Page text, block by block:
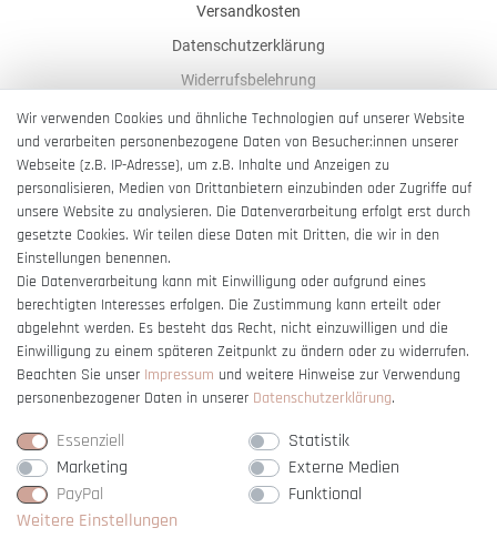
Versandkosten
Datenschutzerklärung
Widerrufsbelehrung
AGB
Impressum
Barrierefreiheitserklärung
Vertrag widerrufen
Wir verwenden Cookies und ähnliche Technologien auf unserer Website
und verarbeiten personenbezogene Daten von Besucher:innen unserer
Webseite (z.B. IP-Adresse), um z.B. Inhalte und Anzeigen zu
personalisieren, Medien von Drittanbietern einzubinden oder Zugriffe auf
unsere Website zu analysieren. Die Datenverarbeitung erfolgt erst durch
gesetzte Cookies. Wir teilen diese Daten mit Dritten, die wir in den
Einstellungen benennen.
Die Datenverarbeitung kann mit Einwilligung oder aufgrund eines
berechtigten Interesses erfolgen. Die Zustimmung kann erteilt oder
abgelehnt werden. Es besteht das Recht, nicht einzuwilligen und die
Einwilligung zu einem späteren Zeitpunkt zu ändern oder zu widerrufen.
Beachten Sie unser Impressum und weitere Hinweise zur Verwendung
personenbezogener Daten in unserer Daten­schutz­erklärung.
Essenziell
Statistik
Marketing
Externe Medien
PayPal
Funktional
Weitere Einstellungen